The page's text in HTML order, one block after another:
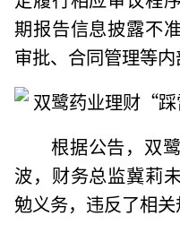
期报告信息披露不
审批、合同管理等内
根据公告，双
波，财务总监冀莉
勉义务，违反了相关